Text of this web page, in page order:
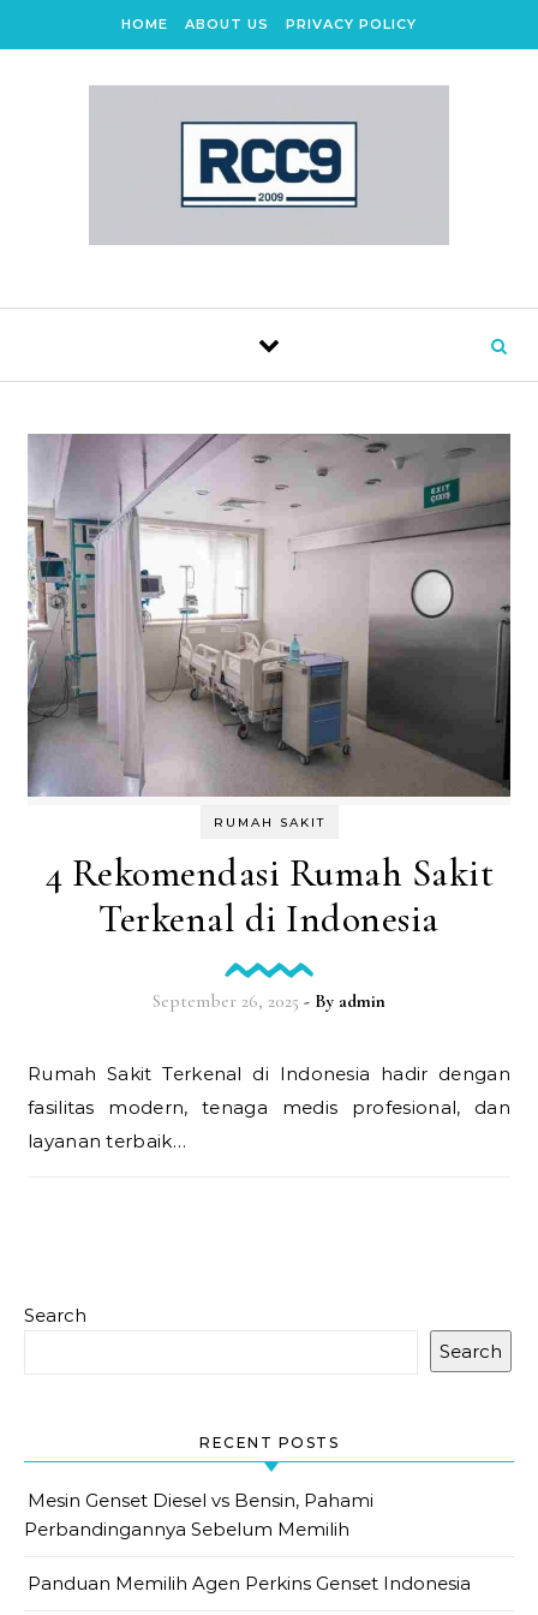
HOME ABOUT US PRIVACY POLICY
RUMAH SAKIT
4 Rekomendasi Rumah Sakit
Terkenal di Indonesia
September 26, 2025 - By admin
Rumah Sakit Terkenal di Indonesia hadir dengan
fasilitas modern, tenaga medis profesional, dan
layanan terbaik…
Search
Search
RECENT POSTS
Mesin Genset Diesel vs Bensin, Pahami
Perbandingannya Sebelum Memilih
Panduan Memilih Agen Perkins Genset Indonesia